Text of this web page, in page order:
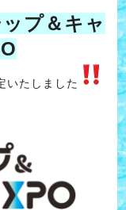
プ＆キャ
いたしました